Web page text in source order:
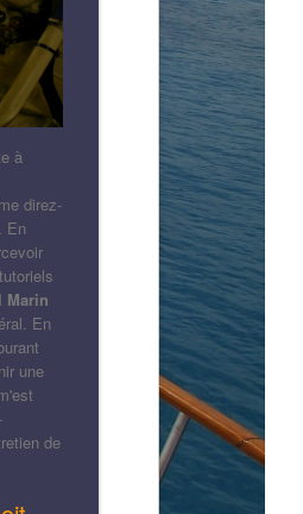
à
direz-
En
Marin
En
une
de